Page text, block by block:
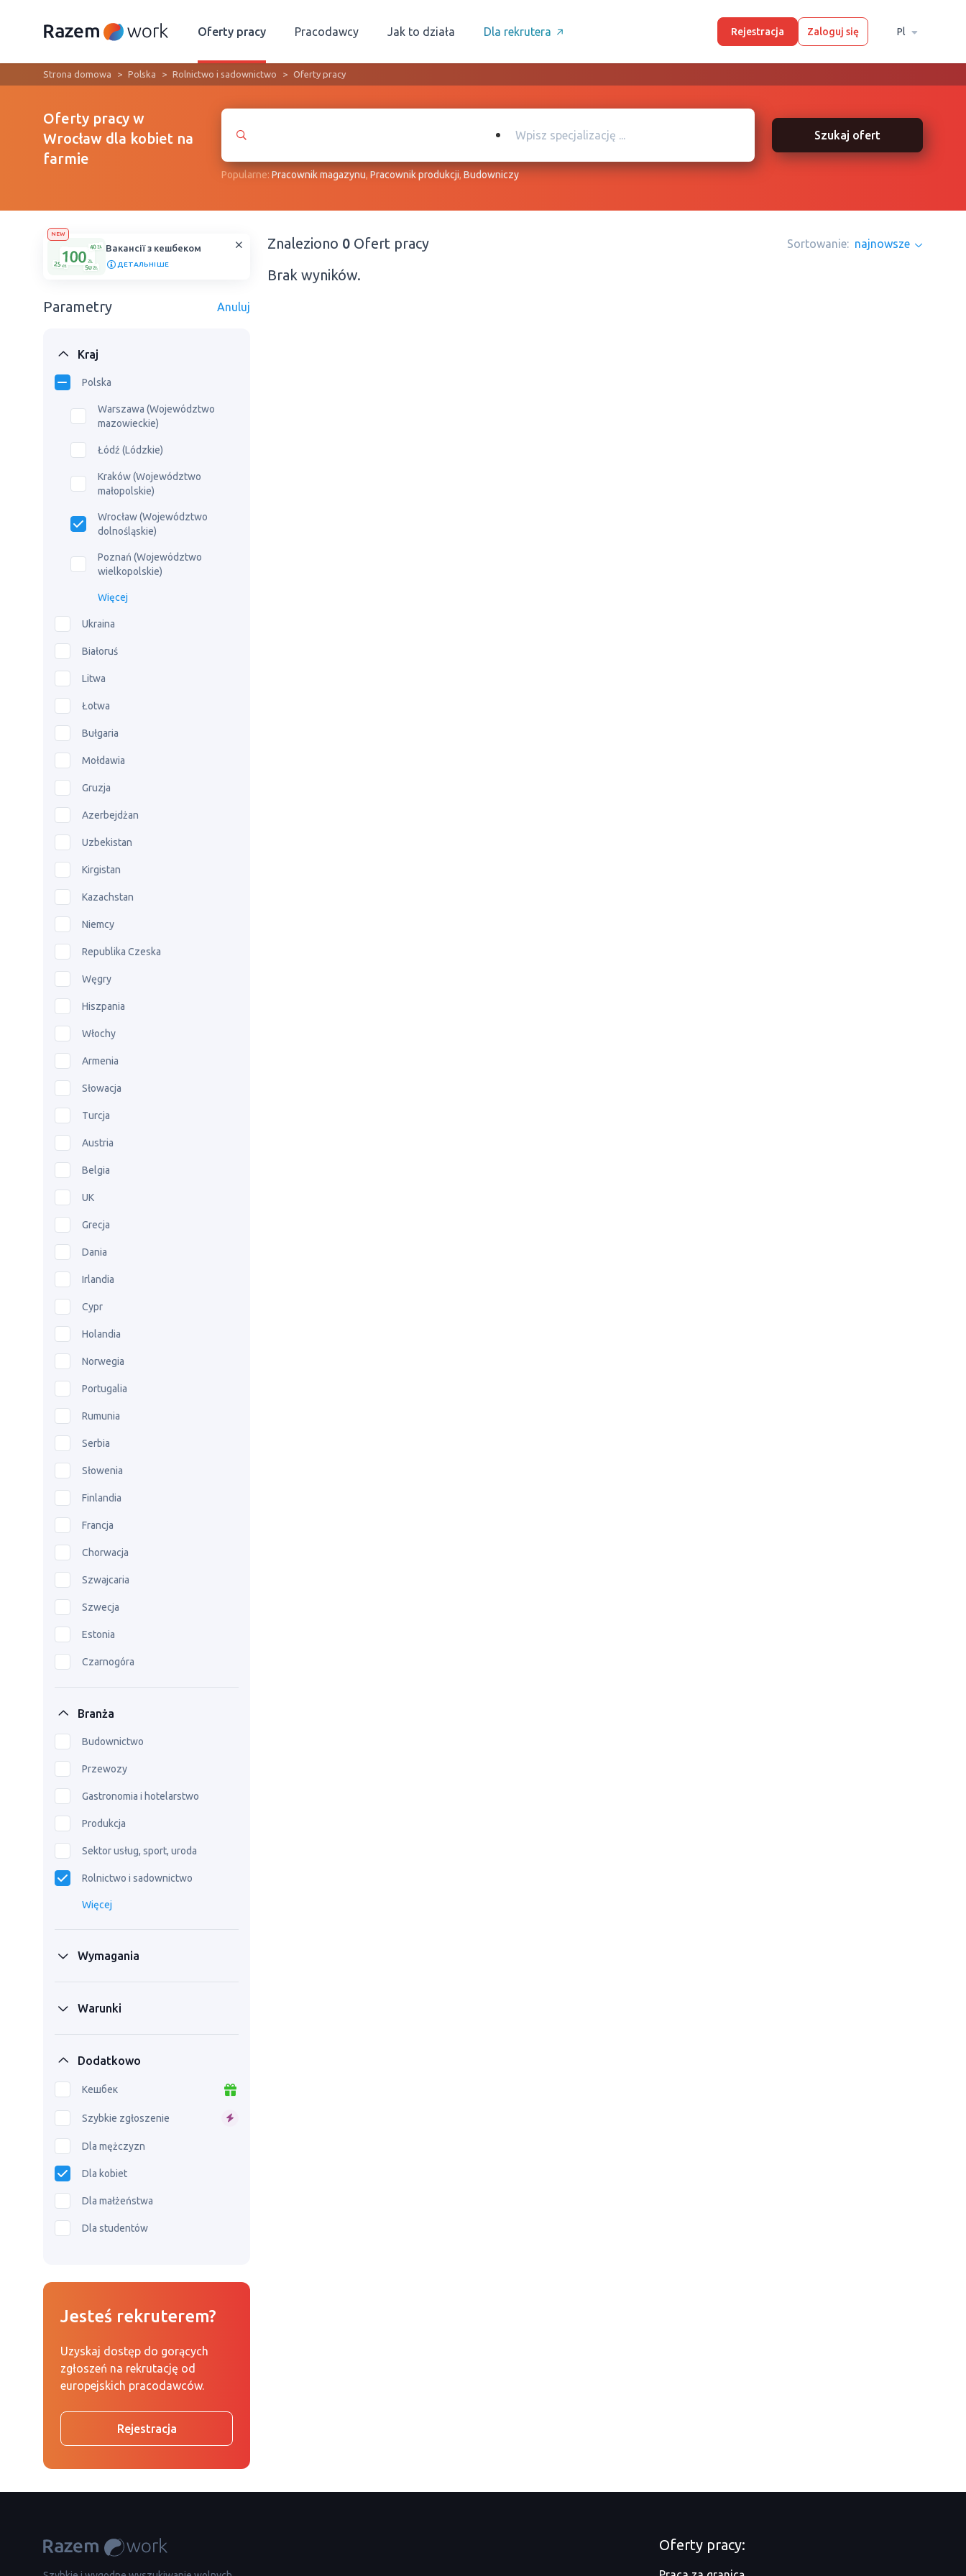
Oferty pracy Pracodawcy Jak to działa Dla rekrutera Rejestracja Zaloguj się Pl
Strona domowa Polska Rolnictwo i sadownictwo Oferty pracy
Oferty pracy w
Wrocław dla kobiet na
farmie
Szukaj ofert
Popularne:Рracownik magazynu,Pracownik produkcji,Budowniczy
NEW
Вакансії з кешбеком
ДЕТАЛЬНІШЕ
Parametry Anuluj
Kraj
Polska
Warszawa (Województwo
mazowieckie)
Łódź (Lódzkie)
Kraków (Województwo
małopolskie)
Wrocław (Województwo
dolnośląskie)
Poznań (Województwo
wielkopolskie)
Więcej
Ukraina
Białoruś
Litwa
Łotwa
Bułgaria
Mołdawia
Gruzja
Azerbejdżan
Uzbekistan
Kirgistan
Kazachstan
Niemcy
Republika Czeska
Węgry
Hiszpania
Włochy
Armenia
Słowacja
Turcja
Austria
Belgia
UK
Grecja
Dania
Irlandia
Cypr
Holandia
Norwegia
Portugalia
Rumunia
Serbia
Słowenia
Finlandia
Francja
Chorwacja
Szwajcaria
Szwecja
Estonia
Czarnogóra
Branża
Budownictwo
Przewozy
Gastronomia i hotelarstwo
Produkcja
Sektor usług, sport, uroda
Rolnictwo i sadownictwo
Więcej
Wymagania
Warunki
Dodatkowo
Кешбек
Szybkie zgłoszenie
Dla mężczyzn
Dla kobiet
Dla małżeństwa
Dla studentów
Jesteś rekruterem?
Uzyskaj dostęp do gorących
zgłoszeń na rekrutację od
europejskich pracodawców.
Rejestracja
Znaleziono 0 Ofert pracy Sortowanie: najnowsze
Brak wyników.
Oferty pracy: